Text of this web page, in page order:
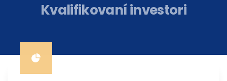
Kvalifikovaní investori